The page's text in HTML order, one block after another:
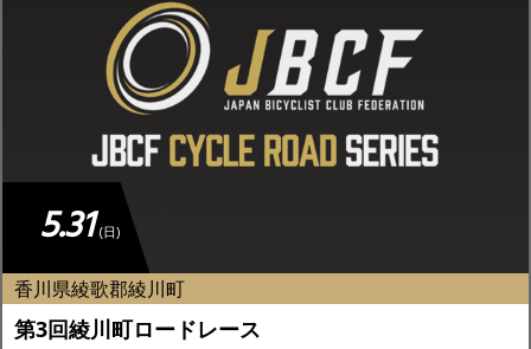
5.31 (日)
香川県綾歌郡綾川町
第3回綾川町ロードレース